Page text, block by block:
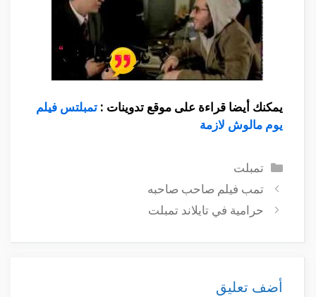
يمكنك أيضا قراءة على موقع تدوينات : تمبلتس فيلم
يوم مالوش لازمة
التصنيفات
تمبلت
تمب فيلم صاحب صاحبه
حرامية في تايلاند تمبلت
أضف تعليق